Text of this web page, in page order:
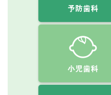
予防歯科
小児歯科